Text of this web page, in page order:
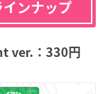
インナップ
ver.：330円